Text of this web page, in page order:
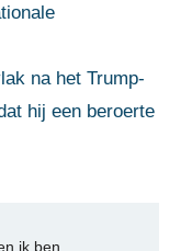
na het Trump-
hij een beroerte
ik ben